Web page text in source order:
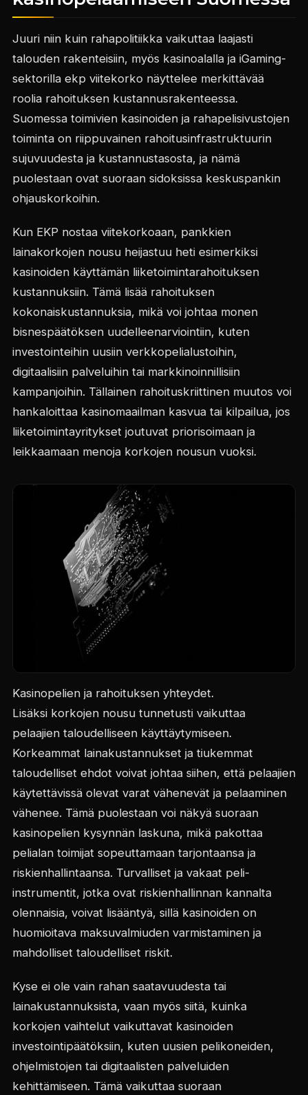
Juuri niin kuin rahapolitiikka vaikuttaa laajasti
talouden rakenteisiin, myös kasinoalalla ja iGaming-
sektorilla ekp viitekorko näyttelee merkittävää
roolia rahoituksen kustannusrakenteessa.
Suomessa toimivien kasinoiden ja rahapelisivustojen
toiminta on riippuvainen rahoitusinfrastruktuurin
sujuvuudesta ja kustannustasosta, ja nämä
puolestaan ovat suoraan sidoksissa keskuspankin
ohjauskorkoihin.
Kun EKP nostaa viitekorkoaan, pankkien
lainakorkojen nousu heijastuu heti esimerkiksi
kasinoiden käyttämän liiketoimintarahoituksen
kustannuksiin. Tämä lisää rahoituksen
kokonaiskustannuksia, mikä voi johtaa monen
bisnespäätöksen uudelleenarviointiin, kuten
investointeihin uusiin verkkopelialustoihin,
digitaalisiin palveluihin tai markkinoinnillisiin
kampanjoihin. Tällainen rahoituskriittinen muutos voi
hankaloittaa kasinomaailman kasvua tai kilpailua, jos
liiketoimintayritykset joutuvat priorisoimaan ja
leikkaamaan menoja korkojen nousun vuoksi.
Kasinopelien ja rahoituksen yhteydet.
Lisäksi korkojen nousu tunnetusti vaikuttaa
pelaajien taloudelliseen käyttäytymiseen.
Korkeammat lainakustannukset ja tiukemmat
taloudelliset ehdot voivat johtaa siihen, että pelaajien
käytettävissä olevat varat vähenevät ja pelaaminen
vähenee. Tämä puolestaan voi näkyä suoraan
kasinopelien kysynnän laskuna, mikä pakottaa
pelialan toimijat sopeuttamaan tarjontaansa ja
riskienhallintaansa. Turvalliset ja vakaat peli-
instrumentit, jotka ovat riskienhallinnan kannalta
olennaisia, voivat lisääntyä, sillä kasinoiden on
huomioitava maksuvalmiuden varmistaminen ja
mahdolliset taloudelliset riskit.
Kyse ei ole vain rahan saatavuudesta tai
lainakustannuksista, vaan myös siitä, kuinka
korkojen vaihtelut vaikuttavat kasinoiden
investointipäätöksiin, kuten uusien pelikoneiden,
ohjelmistojen tai digitaalisten palveluiden
kehittämiseen. Tämä vaikuttaa suoraan